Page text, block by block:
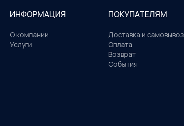
ИНФОРМАЦИЯ
О компании
Услуги
ПОКУПАТЕЛЯМ
Доставка и самовывоз
Оплата
Возврат
События